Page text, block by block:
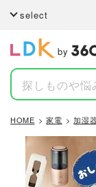
select
by
HOME 家電 加湿